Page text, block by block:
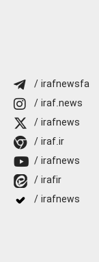
/ irafnewsfa
/ iraf.news
/ irafnews
/ iraf.ir
/ irafnews
/ irafir
/ irafnews